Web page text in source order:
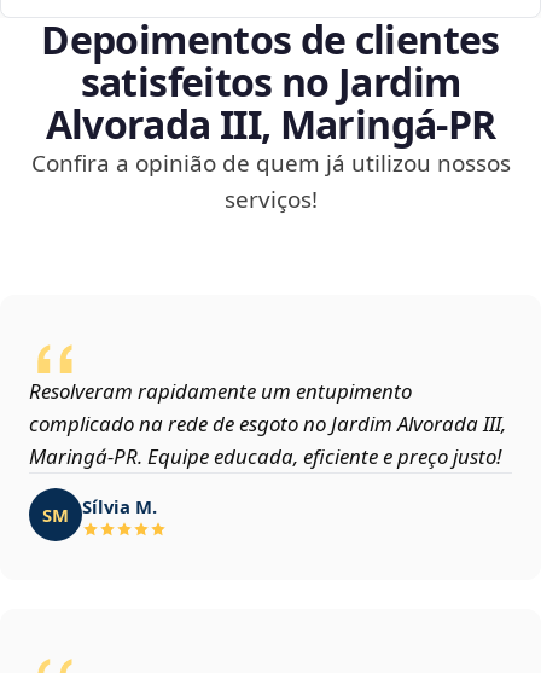
Depoimentos de clientes
satisfeitos no Jardim
Alvorada III, Maringá‑PR
Confira a opinião de quem já utilizou nossos
serviços!
Resolveram rapidamente um entupimento
complicado na rede de esgoto no Jardim Alvorada III,
Maringá‑PR. Equipe educada, eficiente e preço justo!
SM Sílvia M.